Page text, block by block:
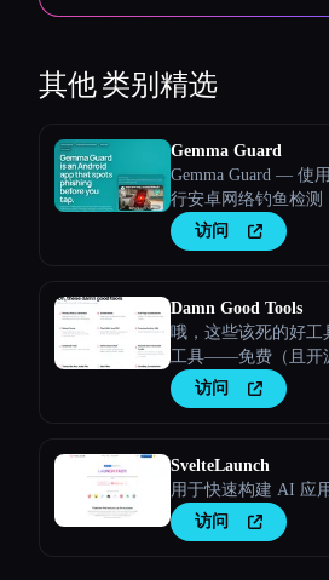
其他类别精选
Gemma Guard
Gemma Guard — 使
行安卓网络钓鱼检测
访问
Damn Good Tools
哦，这些该死的好工
工具——免费（且开
访问
SvelteLaunch
用于快速构建 AI 应
访问